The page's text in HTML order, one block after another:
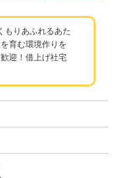
もりあふれるあた
育む環境作りを
迎！借上げ社宅